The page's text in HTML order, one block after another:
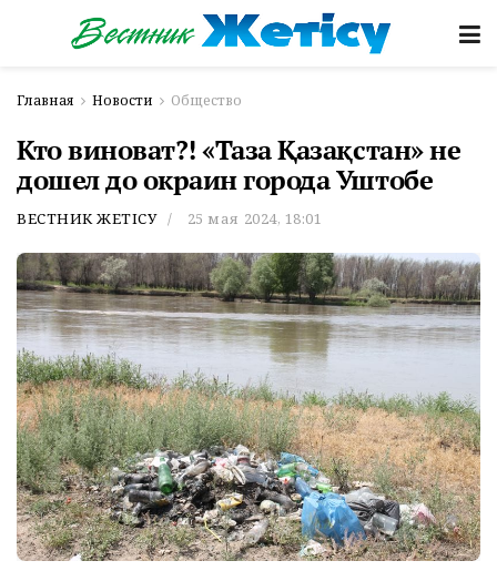
Главная Новости Общество
Кто виноват?! «Таза Қазақстан» не
дошел до окраин города Уштобе
ВЕСТНИК ЖЕТІСУ 25 мая 2024, 18:01